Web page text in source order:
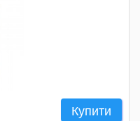
Купити